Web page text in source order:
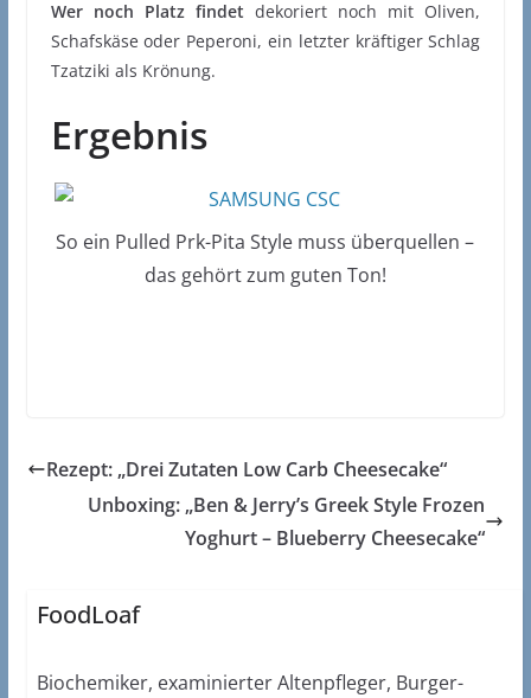
Wer noch Platz findet dekoriert noch mit Oliven,
Schafskäse oder Peperoni, ein letzter kräftiger Schlag
Tzatziki als Krönung.
Ergebnis
So ein Pulled Prk-Pita Style muss überquellen –
das gehört zum guten Ton!
Rezept: „Drei Zutaten Low Carb Cheesecake“
Unboxing: „Ben & Jerry’s Greek Style Frozen
Yoghurt – Blueberry Cheesecake“
FoodLoaf
Biochemiker, examinierter Altenpfleger, Burger-